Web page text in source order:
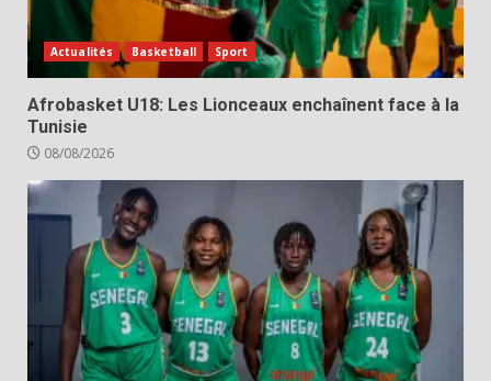
Actualités Basketball Sport
Afrobasket U18: Les Lionceaux enchaînent face à la
Tunisie
08/08/2026